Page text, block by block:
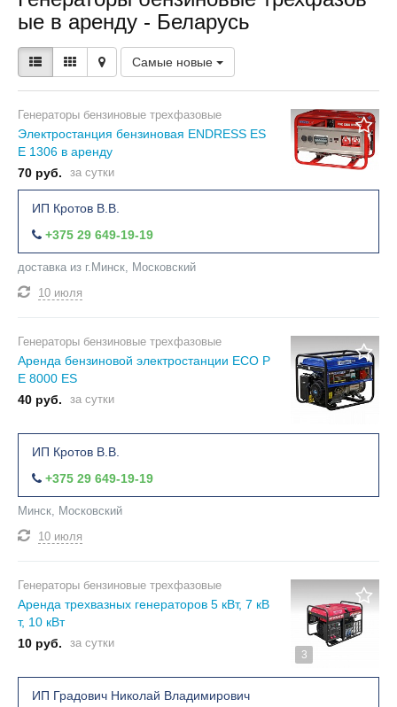
ые в аренду - Беларусь
Самые новые
Генераторы бензиновые трехфазовые
Электростанция бензиновая ENDRESS ES
E 1306 в аренду
70 руб.
за сутки
ИП Кротов В.В.
+375 29 649-19-19
доставка из г.Минск, Московский
10 июля
Генераторы бензиновые трехфазовые
Аренда бензиновой электростанции ECO P
E 8000 ES
40 руб.
за сутки
ИП Кротов В.В.
+375 29 649-19-19
Минск, Московский
10 июля
3
Генераторы бензиновые трехфазовые
Аренда трехвазных генераторов 5 кВт, 7 кВ
т, 10 кВт
10 руб.
за сутки
ИП Градович Николай Владимирович